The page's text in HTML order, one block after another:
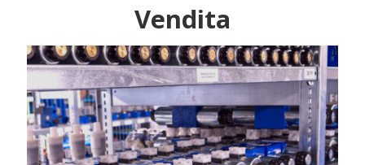
Vendita